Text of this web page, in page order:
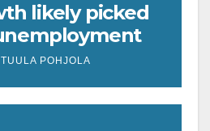
likely picked
unchanged at
TUULA POHJOLA